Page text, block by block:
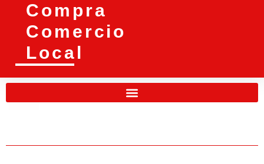
Compra
Comercio
Local